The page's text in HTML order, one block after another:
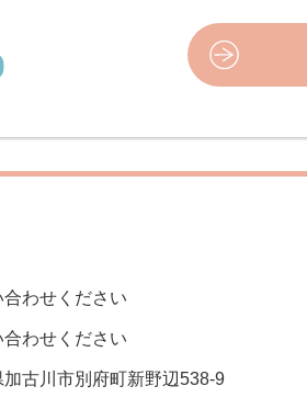
合わせください
合わせください
加古川市別府町新野辺538-9